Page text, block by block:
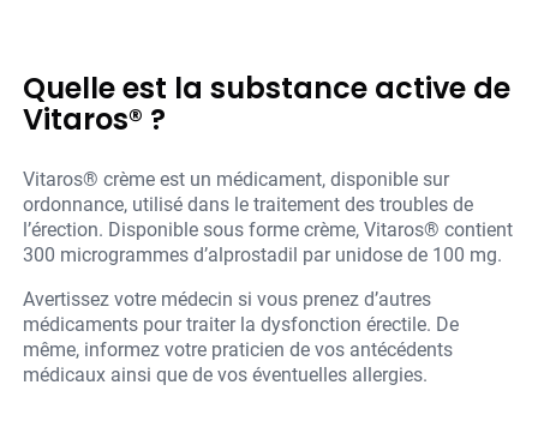
Quelle est la substance active de
Vitaros® ?
Vitaros® crème est un médicament, disponible sur
ordonnance, utilisé dans le traitement des troubles de
l’érection. Disponible sous forme crème, Vitaros® contient
300 microgrammes d’alprostadil par unidose de 100 mg.
Avertissez votre médecin si vous prenez d’autres
médicaments pour traiter la dysfonction érectile. De
même, informez votre praticien de vos antécédents
médicaux ainsi que de vos éventuelles allergies.